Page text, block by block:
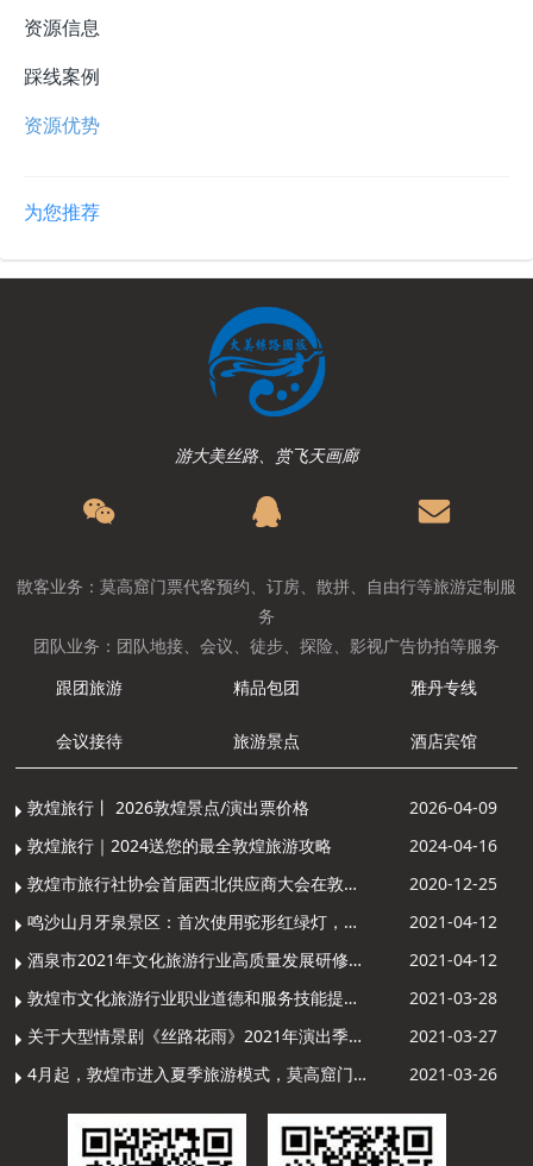
资源信息
踩线案例
资源优势
为您推荐
游大美丝路、赏飞天画廊
散客业务：莫高窟门票代客预约、订房、散拼、自由行等旅游定制服
务
团队业务：团队地接、会议、徒步、探险、影视广告协拍等服务
跟团旅游
精品包团 雅丹专线
会议接待 旅游景点 酒店宾馆
敦煌旅行丨 2026敦煌景点/演出票价格
2026-04-09
敦煌旅行｜2024送您的最全敦煌旅游攻略
2024-04-16
敦煌市旅行社协会首届西北供应商大会在敦煌召开
2020-12-25
鸣沙山月牙泉景区：首次使用驼形红绿灯，骆驼“看驼灯绿了”走起来
2021-04-12
酒泉市2021年文化旅游行业高质量发展研修提升培训班敦煌分训点开班
2021-04-12
敦煌市文化旅游行业职业道德和服务技能提升导游专项培训成功举办
2021-03-28
关于大型情景剧《丝路花雨》2021年演出季开演的通知
2021-03-27
4月起，敦煌市进入夏季旅游模式，莫高窟门票价格调整
2021-03-26